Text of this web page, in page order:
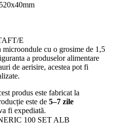
E
cu o grosime de 1,5
a produselor alimentare
de aerisire, acestea pot fi
produs este fabricat la
este de 5–7 zile
fi expediată.
100 SET ALB